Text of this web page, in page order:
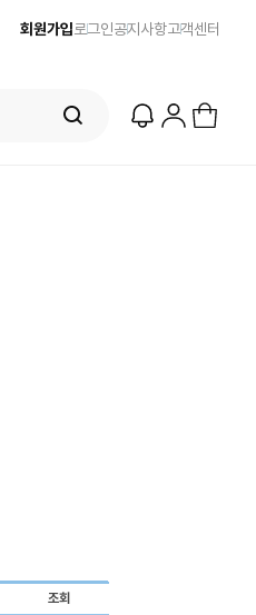
회원가입로그인공지사항고객센터
조회